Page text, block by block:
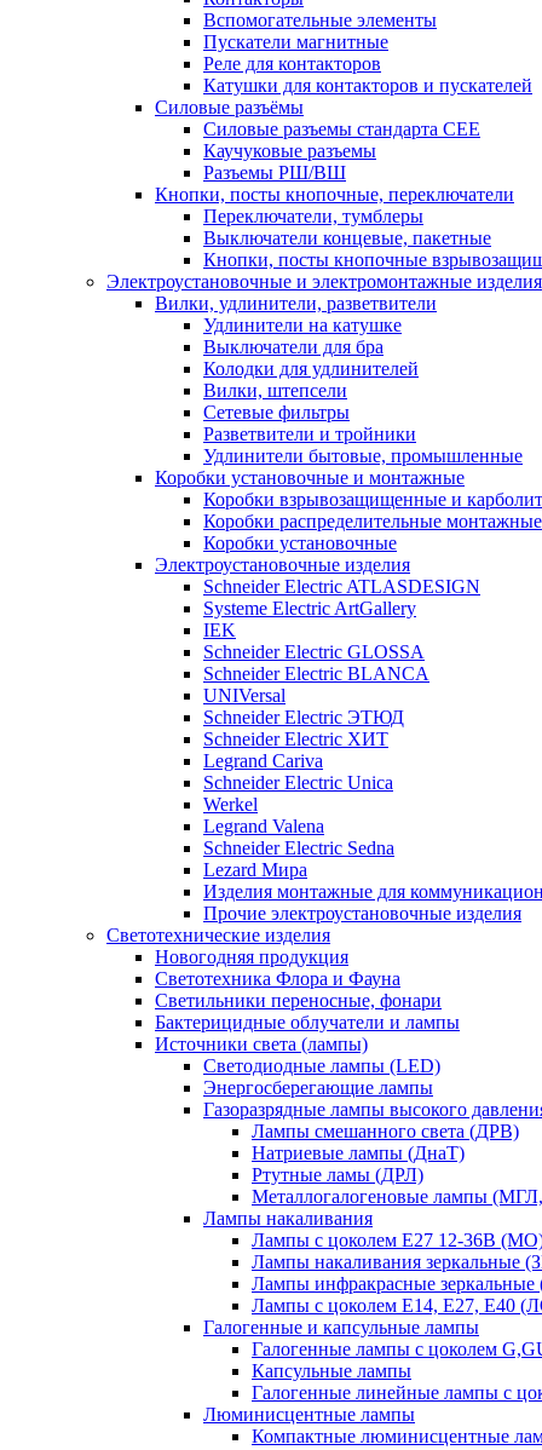
Вспомогательные элементы
Пускатели магнитные
Реле для контакторов
Катушки для контакторов и пускателей
Силовые разъёмы
Силовые разъемы стандарта СЕЕ
Каучуковые разъемы
Разъемы РШ/ВШ
Кнопки, посты кнопочные, переключатели
Переключатели, тумблеры
Выключатели концевые, пакетные
Кнопки, посты кнопочные
Электроустановочные и электромонтажные изделия
Вилки, удлинители, разветвители
Удлинители на катушке
Выключатели для бра
Колодки для удлинителей
Вилки, штепсели
Сетевые фильтры
Разветвители и тройники
Удлинители бытовые, промышленные
Коробки установочные и монтажные
Коробки взрывозащищенные и
Коробки распределительные монтажные
Коробки установочные
Электроустановочные изделия
Schneider Electric ATLASDESIGN
Systeme Electric ArtGallery
IEK
Schneider Electric GLOSSA
Schneider Electric BLANCA
UNIVersal
Schneider Electric ЭТЮД
Schneider Electric ХИТ
Legrand Cariva
Schneider Electric Unica
Werkel
Legrand Valena
Schneider Electric Sedna
Lezard Мира
Изделия монтажные для
Прочие электроустановочные изделия
Светотехнические изделия
Новогодняя продукция
Светотехника Флора и Фауна
Светильники переносные, фонари
Бактерицидные облучатели и лампы
Источники света (лампы)
Светодиодные лампы (LED)
Энергосберегающие лампы
Газоразрядные лампы высокого
Лампы смешанного света (ДРВ)
Натриевые лампы (ДнаТ)
Ртутные ламы (ДРЛ)
Металлогалогеновые лампы
Лампы накаливания
Лампы с цоколем Е27 12-36В
Лампы накаливания зеркальные
Лампы инфракрасные
Лампы с цоколем Е14, Е27, Е40
Галогенные и капсульные лампы
Галогенные лампы с цоколем
Капсульные лампы
Галогенные линейные лампы с
Люминисцентные лампы
Компактные люминисцентные